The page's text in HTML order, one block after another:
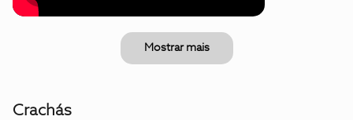
Mostrar mais
Crachás